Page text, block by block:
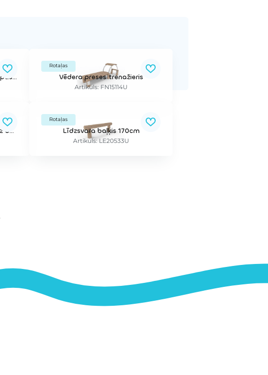
Robīnijas dubultās šūpoles (riepas un bērnu sēdeklīši)
Rotaļas
Vēdera preses trenažieris
Artikuls: FN15114U
Četrvietīgas virvju šūpoles (bez balstiem)
Rotaļas
Līdzsvara baļķis 170cm
Artikuls: LE20533U